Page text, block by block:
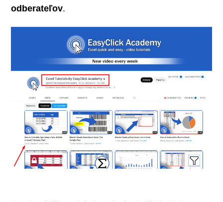
odberateľov.